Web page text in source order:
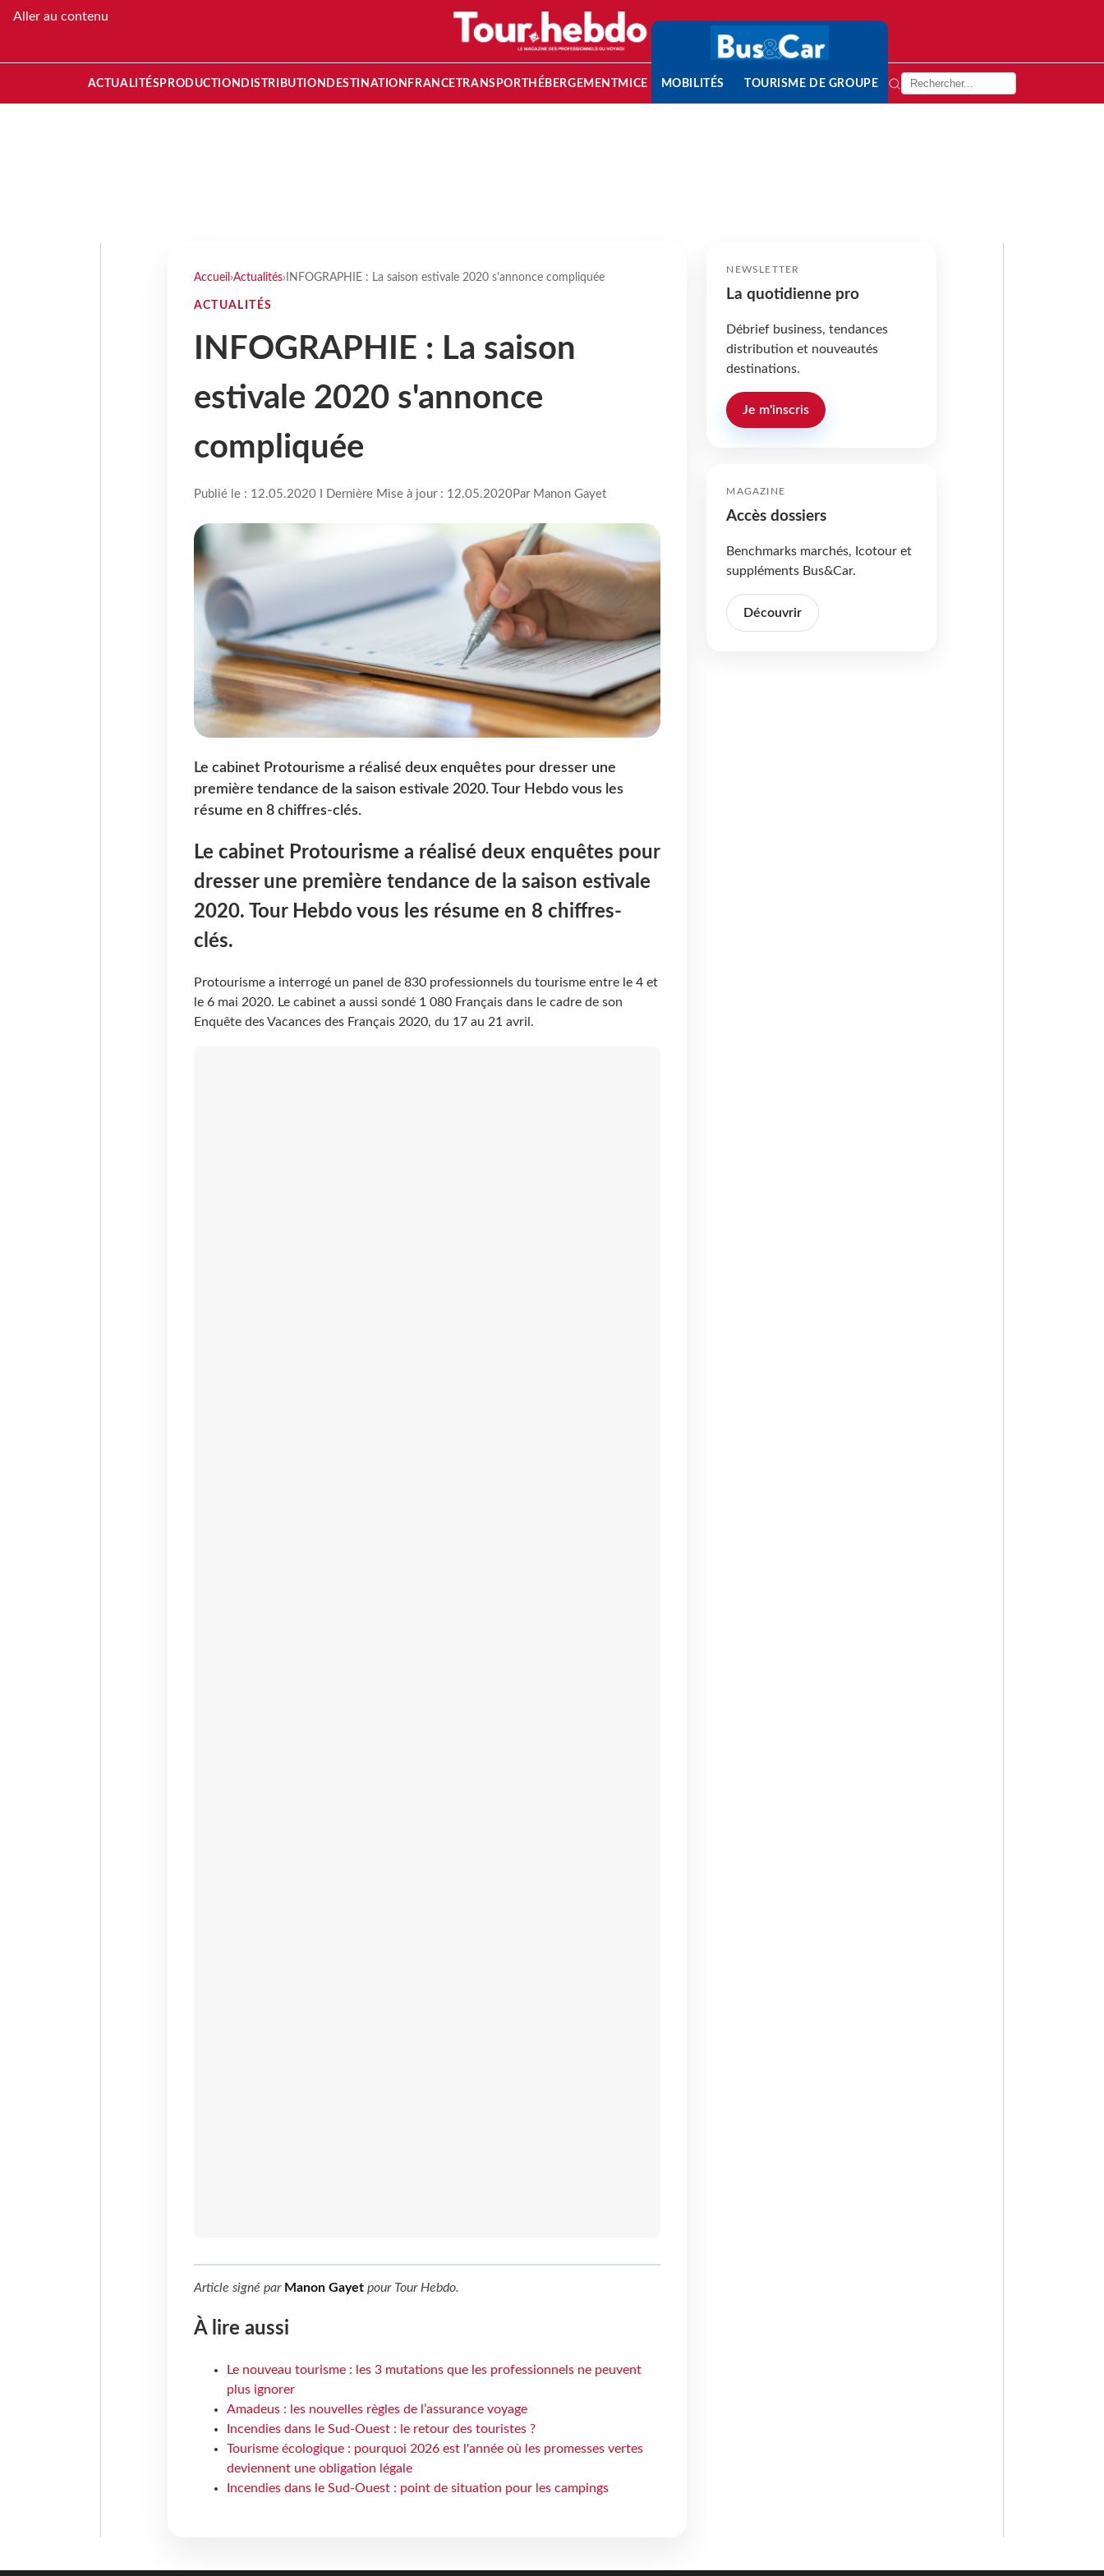
Aller au contenu
ACTUALITÉS PRODUCTION DISTRIBUTION DESTINATION FRANCETRANSPORT HÉBERGEMENTMICE MOBILITÉS TOURISME DE GROUPE
Accueil ›Actualités› INFOGRAPHIE : La saison estivale 2020 s'annonce compliquée
ACTUALITÉS
INFOGRAPHIE : La saison
estivale 2020 s'annonce
compliquée
Publié le : 12.05.2020 I Dernière Mise à jour : 12.05.2020Par Manon Gayet
Le cabinet Protourisme a réalisé deux enquêtes pour dresser une
première tendance de la saison estivale 2020. Tour Hebdo vous les
résume en 8 chiffres-clés.
Le cabinet Protourisme a réalisé deux enquêtes pour
dresser une première tendance de la saison estivale
2020. Tour Hebdo vous les résume en 8 chiffres-
clés.
Protourisme a interrogé un panel de 830 professionnels du tourisme entre le 4 et
le 6 mai 2020. Le cabinet a aussi sondé 1 080 Français dans le cadre de son
Enquête des Vacances des Français 2020, du 17 au 21 avril.
Article signé par Manon Gayetpour Tour Hebdo.
À lire aussi
Le nouveau tourisme : les 3 mutations que les professionnels ne peuvent
plus ignorer
Amadeus : les nouvelles règles de l’assurance voyage
Incendies dans le Sud-Ouest : le retour des touristes ?
Tourisme écologique : pourquoi 2026 est l'année où les promesses vertes
deviennent une obligation légale
Incendies dans le Sud-Ouest : point de situation pour les campings
NEWSLETTER
La quotidienne pro
Débrief business, tendances
distribution et nouveautés
destinations.
Je m'inscris
MAGAZINE
Accès dossiers
Benchmarks marchés, Icotour et
suppléments Bus&Car.
Découvrir